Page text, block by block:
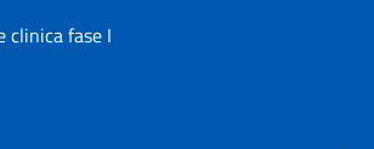
clinica fase I